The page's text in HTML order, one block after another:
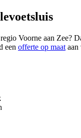
Voorne aan
een offerte op maat aan